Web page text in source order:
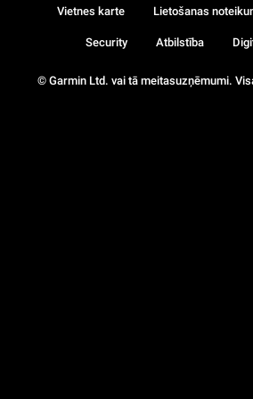
© Garmin Ltd. vai tā meitasuzņēmumi.
Vietnes karte Lietošanas
Security Atbilstība